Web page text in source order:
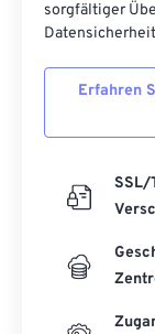
sorgfältiger
Erfahren
SSL/